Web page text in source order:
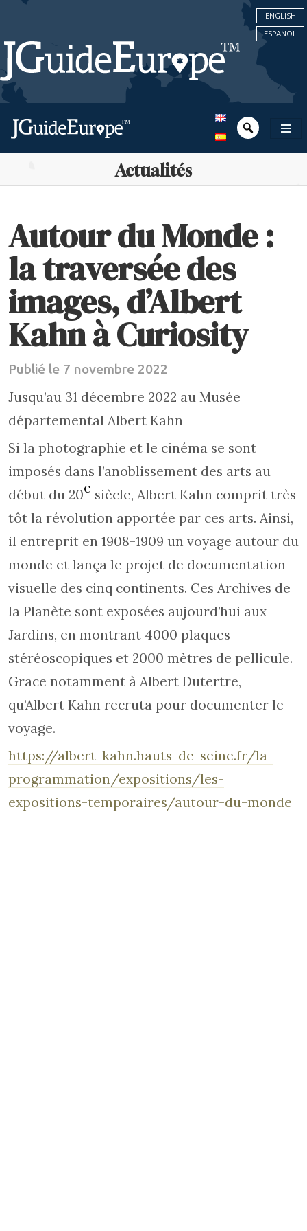
ENGLISH
ESPAÑOL
Actualités
Autour du Monde :
la traversée des
images, d’Albert
Kahn à Curiosity
Publié le 7 novembre 2022
Jusqu’au 31 décembre 2022 au Musée
départemental Albert Kahn
Si la photographie et le cinéma se sont
imposés dans l’anoblissement des arts au
début du 20e siècle, Albert Kahn comprit très
tôt la révolution apportée par ces arts. Ainsi,
il entreprit en 1908-1909 un voyage autour du
monde et lança le projet de documentation
visuelle des cinq continents. Ces Archives de
la Planète sont exposées aujourd’hui aux
Jardins, en montrant 4000 plaques
stéréoscopiques et 2000 mètres de pellicule.
Grace notamment à Albert Dutertre,
qu’Albert Kahn recruta pour documenter le
voyage.
https://albert-kahn.hauts-de-seine.fr/la-
programmation/expositions/les-
expositions-temporaires/autour-du-monde